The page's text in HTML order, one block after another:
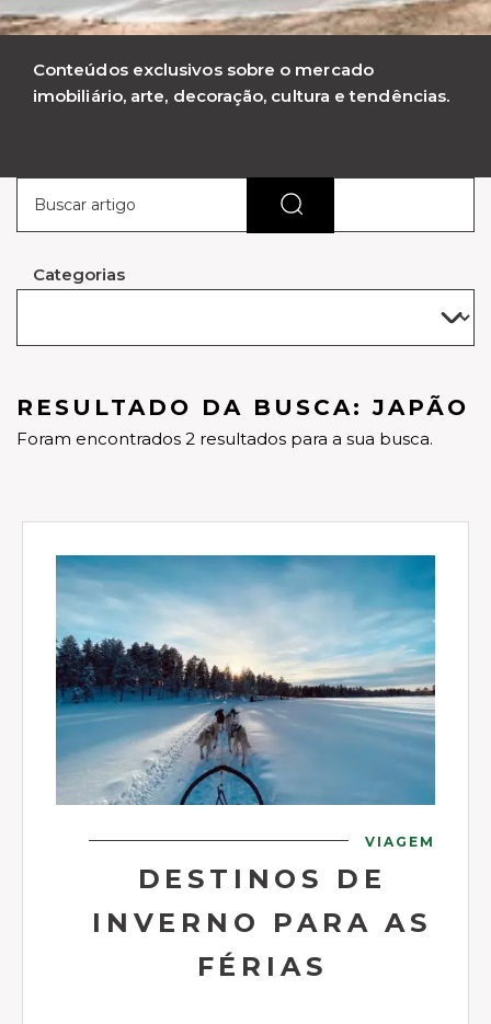
Conteúdos exclusivos sobre o mercado
imobiliário, arte, decoração, cultura e tendências.
Categorias
RESULTADO DA BUSCA: JAPÃO
Foram encontrados 2 resultados para a sua busca.
VIAGEM
DESTINOS DE
INVERNO PARA AS
FÉRIAS